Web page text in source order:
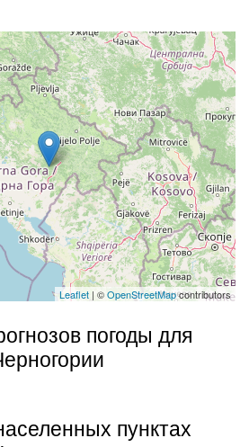
Leaflet | ©OpenStreetMapcontributors
погоды для
пунктах